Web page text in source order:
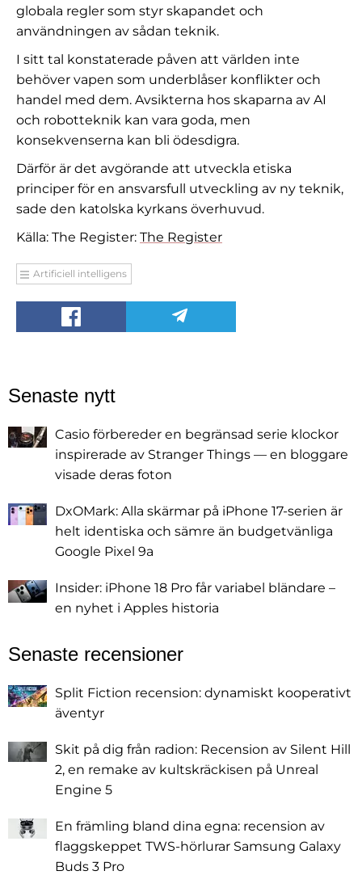
globala regler som styr skapandet och
användningen av sådan teknik.
I sitt tal konstaterade påven att världen inte
behöver vapen som underblåser konflikter och
handel med dem. Avsikterna hos skaparna av AI
och robotteknik kan vara goda, men
konsekvenserna kan bli ödesdigra.
Därför är det avgörande att utveckla etiska
principer för en ansvarsfull utveckling av ny teknik,
sade den katolska kyrkans överhuvud.
Källa: The Register: The Register
Artificiell intelligens
Senaste nytt
Casio förbereder en begränsad serie klockor
inspirerade av Stranger Things — en bloggare
visade deras foton
DxOMark: Alla skärmar på iPhone 17-serien är
helt identiska och sämre än budgetvänliga
Google Pixel 9a
Insider: iPhone 18 Pro får variabel bländare –
en nyhet i Apples historia
Senaste recensioner
Split Fiction recension: dynamiskt kooperativt
äventyr
Skit på dig från radion: Recension av Silent Hill
2, en remake av kultskräckisen på Unreal
Engine 5
En främling bland dina egna: recension av
flaggskeppet TWS-hörlurar Samsung Galaxy
Buds 3 Pro